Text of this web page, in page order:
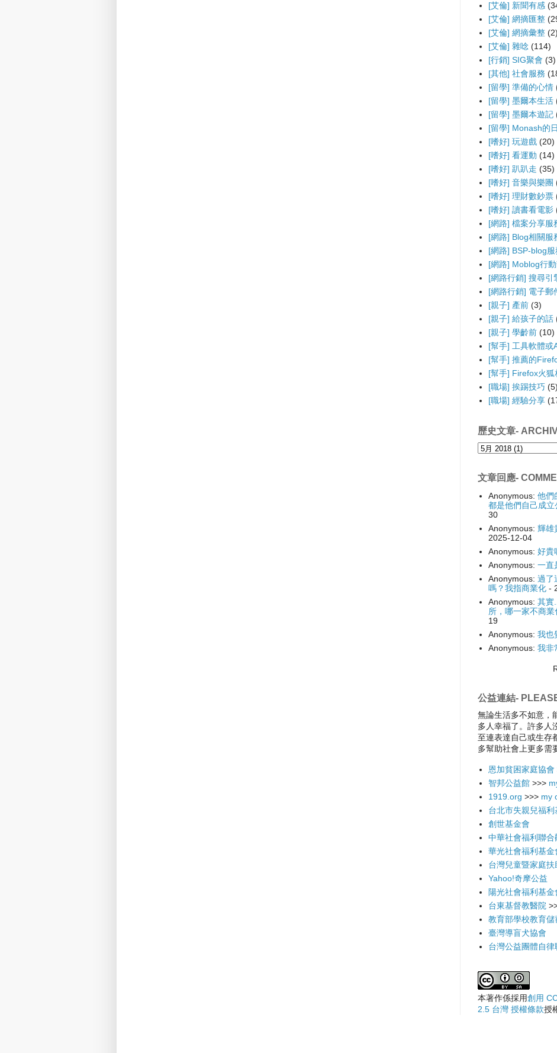
[艾倫] 新聞有感
[艾倫] 網摘匯整
[艾倫] 網摘彙整 (2)
[艾倫] 雜唸 (114)
[行銷] SIG聚會 (3)
[其他] 社會服務
[留學] 準備的心情
[留學] 墨爾本生活
[留學] 墨爾本遊記
[留學] Monash的
[嗜好] 玩遊戲 (20)
[嗜好] 看運動 (14)
[嗜好] 趴趴走 (35)
[嗜好] 音樂與樂團
[嗜好] 理財數鈔票
[嗜好] 讀書看電影
[網路] 檔案分享服
[網路] Blog相關服
[網路] BSP-blog
[網路] Moblog行
[網路行銷] 搜尋引
[網路行銷] 電子郵
[親子] 產前 (3)
[親子] 給孩子的話
[親子] 學齡前 (10)
[幫手] 工具軟體或
[幫手] 推薦的
[幫手] Firefox火狐
[職場] 挨踢技巧 (5)
[職場] 經驗分享
歷史文章-
文章回應-
Anonymous: 他們
都是他們自己成
30
Anonymous: 輝雄
2025-12-04
Anonymous: 好貴
Anonymous: 一直
Anonymous: 過了
嗎？我指商業化-
Anonymous: 其實
所，哪一家不商
19
Anonymous: 我也
Anonymous: 我非
公益連結-
無論生活多不如意，
多人幸福了。許多人
至連表達自己或生存
多幫助社會上更多需
恩加貧困家庭協會
智邦公益館>>>
1919.org >>> my
台北市失親兒福利
創世基金會
中華社會福利聯合
華光社會福利基金
台灣兒童暨家庭扶
Yahoo!奇摩公益
陽光社會福利基金
台東基督教醫院
教育部學校教育儲
臺灣導盲犬協會
台灣公益團體自律
本著作係採用創用
2.5 台灣 授權條款授